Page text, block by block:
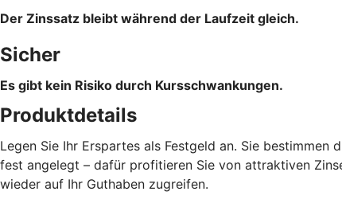
Der Zinssatz bleibt während der Laufzeit gleich.
Sicher
Es gibt kein Risiko durch Kursschwankungen.
Produktdetails
Legen Sie Ihr Erspartes als Festgeld an. Sie bestimmen
fest angelegt – dafür profitieren Sie von attraktiven
wieder auf Ihr Guthaben zugreifen.